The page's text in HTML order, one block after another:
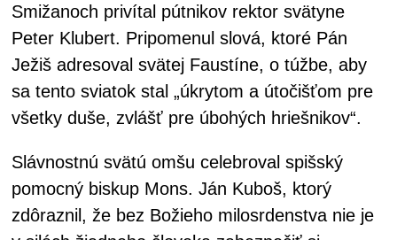
Smižanoch privítal pútnikov rektor svätyne
Peter Klubert. Pripomenul slová, ktoré Pán
Ježiš adresoval svätej Faustíne, o túžbe, aby
sa tento sviatok stal „úkrytom a útočišťom pre
všetky duše, zvlášť pre úbohých hriešnikov“.
Slávnostnú svätú omšu celebroval spišský
pomocný biskup Mons. Ján Kuboš, ktorý
zdôraznil, že bez Božieho milosrdenstva nie je